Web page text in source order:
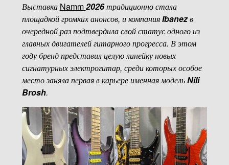
Выставка Namm2026традиционно стала
площадкой громких анонсов, и компанияIbanezв
очередной раз подтвердила свой статус одного из
главных двигателей гитарного прогресса. В этом
году бренд представил целую линейку новых
сигнатурных электрогитар, среди которых особое
место заняла первая в карьере именная модельNili
Brosh.